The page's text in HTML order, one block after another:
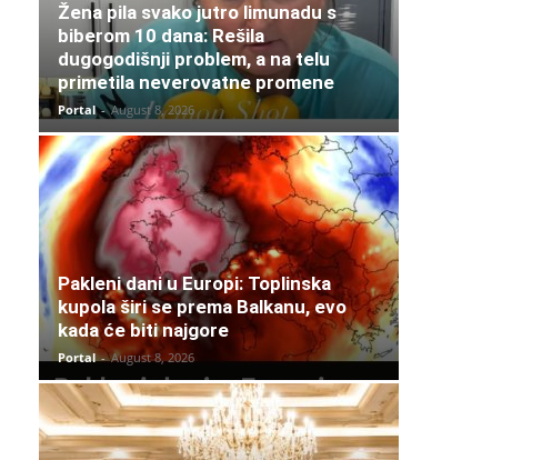
Žena pila svako jutro limunadu s
biberom 10 dana: Rešila
dugogodišnji problem, a na telu
primetila neverovatne promene
Portal - August 8, 2026
Pakleni dani u Europi: Toplinska
kupola širi se prema Balkanu, evo
kada će biti najgore
Portal - August 8, 2026